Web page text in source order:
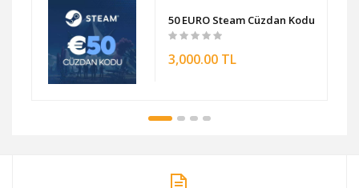
50 EURO Steam Cüzdan Kodu
3,000.00 TL